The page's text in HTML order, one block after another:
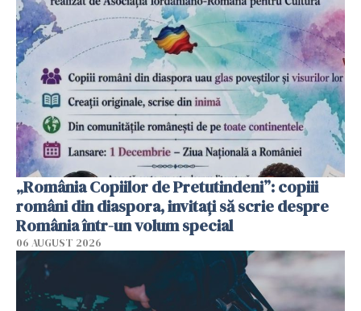
„România Copiilor de Pretutindeni”: copiii
români din diaspora, invitați să scrie despre
România într-un volum special
06 AUGUST 2026